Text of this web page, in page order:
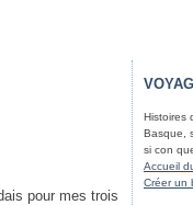
pour mes trois
Histoires
Basque,
si con
Accueil
Créer un